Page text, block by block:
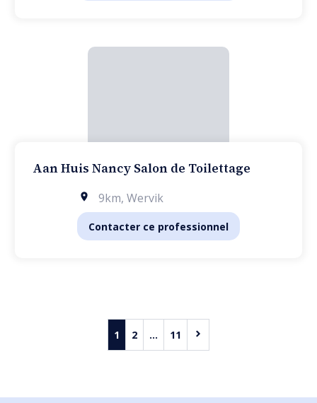
Aan Huis Nancy Salon de Toilettage
9km, Wervik
Contacter ce professionnel
1 2 ... 11